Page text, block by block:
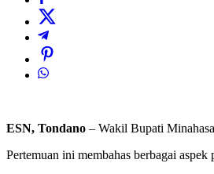
ESN, Tondano – Wakil Bupati
Pertemuan ini membahas berbagai